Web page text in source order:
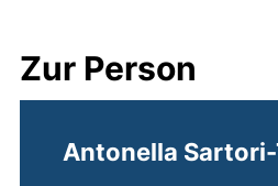
Zur Person
Antonella